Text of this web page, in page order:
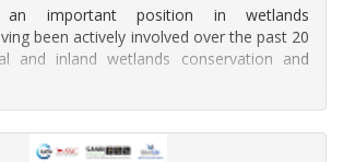
an important position in wetlands
been actively involved over the past 20
and inland wetlands conservation and
management issues through the